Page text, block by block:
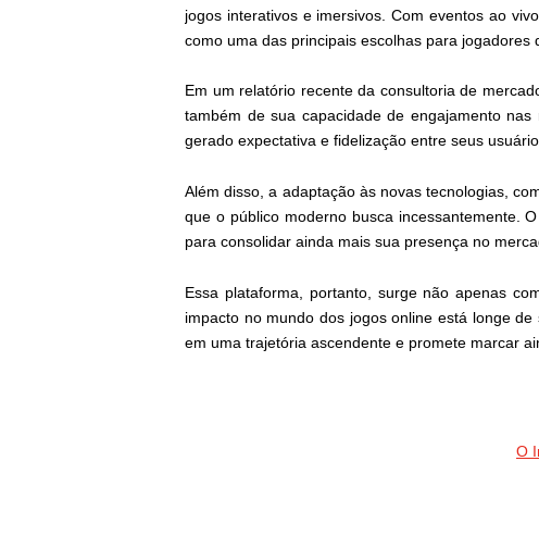
jogos interativos e imersivos. Com eventos ao
como uma das principais escolhas para jogadores
Em um relatório recente da consultoria de
também de sua capacidade de engajamento
gerado expectativa e fidelização entre seus
Além disso, a adaptação às novas tecnologias,
que o público moderno busca incessantemente.
para consolidar ainda mais sua presença no
Essa plataforma, portanto, surge não apenas
impacto no mundo dos jogos online está longe
em uma trajetória ascendente e promete marcar
O